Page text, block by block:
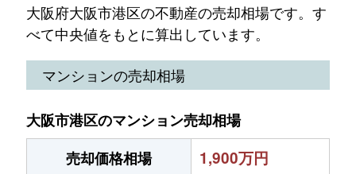
大阪府大阪市港区の不動産の売却相場です。す
べて中央値をもとに算出しています。
マンションの売却相場
大阪市港区のマンション売却相場
売却価格相場
1,900万円